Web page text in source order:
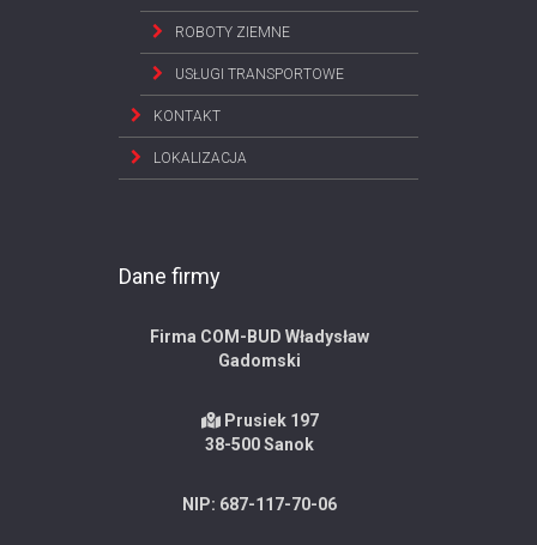
ROBOTY ZIEMNE
USŁUGI TRANSPORTOWE
KONTAKT
LOKALIZACJA
Dane firmy
Firma COM-BUD Władysław
Gadomski
Prusiek 197
38-500 Sanok
NIP: 687-117-70-06